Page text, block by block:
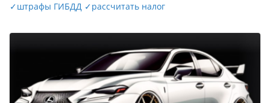
✓штрафы ГИБДД ✓рассчитать налог